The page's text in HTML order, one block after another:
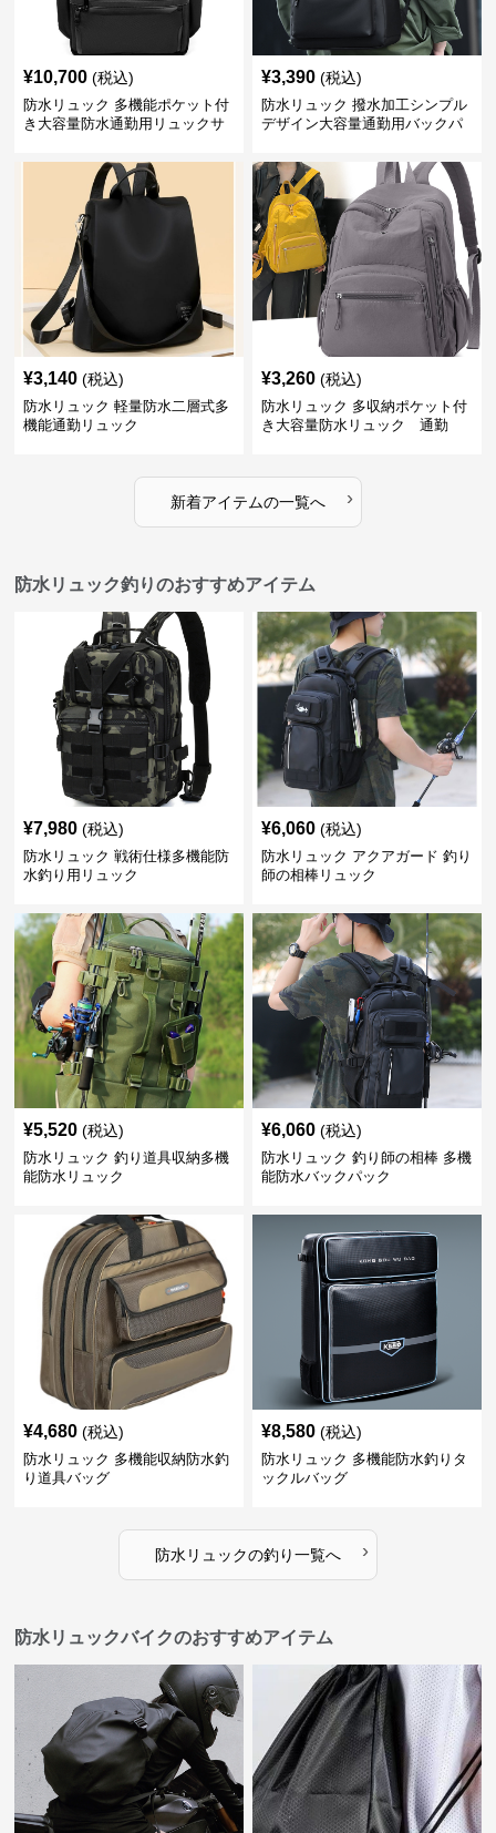
¥10,700 (税込)
防水リュック 多機能ポケット付
き大容量防水通勤用リュックサ
¥3,390 (税込)
防水リュック 撥水加工シンプル
デザイン大容量通勤用バックパ
¥3,140 (税込)
防水リュック 軽量防水二層式多
機能通勤リュック
¥3,260 (税込)
防水リュック 多収納ポケット付
き大容量防水リュック 通勤
新着アイテムの一覧へ ›
防水リュック釣りのおすすめアイテム
¥7,980 (税込)
防水リュック 戦術仕様多機能防
水釣り用リュック
¥6,060 (税込)
防水リュック アクアガード 釣り
師の相棒リュック
¥5,520 (税込)
防水リュック 釣り道具収納多機
能防水リュック
¥6,060 (税込)
防水リュック 釣り師の相棒 多機
能防水バックパック
¥4,680 (税込)
防水リュック 多機能収納防水釣
り道具バッグ
¥8,580 (税込)
防水リュック 多機能防水釣りタ
ックルバッグ
防水リュックの釣り一覧へ ›
防水リュックバイクのおすすめアイテム